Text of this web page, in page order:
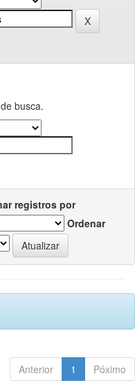
busca.
registros por
Ordenar
Anterior 1 Póximo